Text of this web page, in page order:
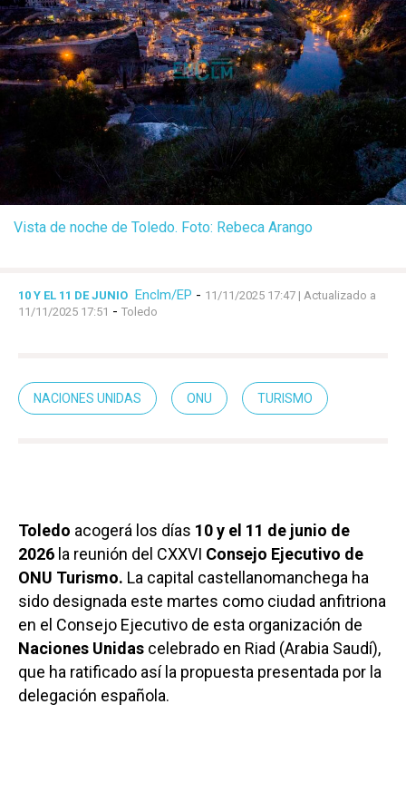
Vista de noche de Toledo. Foto: Rebeca Arango
10 Y EL 11 DE JUNIO Enclm/EP - 11/11/2025 17:47 | Actualizado a
11/11/2025 17:51 - Toledo
NACIONES UNIDAS ONU TURISMO
Toledo acogerá los días 10 y el 11 de junio de
2026 la reunión del CXXVI Consejo Ejecutivo de
ONU Turismo. La capital castellanomanchega ha
sido designada este martes como ciudad anfitriona
en el Consejo Ejecutivo de esta organización de
Naciones Unidas celebrado en Riad (Arabia Saudí),
que ha ratificado así la propuesta presentada por la
delegación española.